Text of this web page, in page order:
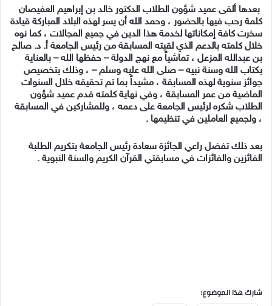
بعدها ألقى عميد شؤون الطلاب الدكتور خالد بن إبراهيم العفيصان
كلمة رحب فيها بالحضور ، وحمد الله أن يسر لهذه البلاد المباركة قيادة
سخرت كافة إمكاناتها لخدمة هذا الدين في جميع المجالات ، كما نوه
خلال كلمته بالدعم الذي لقيته المسابقة من رئيس الجامعة أ. د. صالح
بن عبدالله المزعل ، تماشياً مع نهج الدولة – حفظها الله – بالعناية
بكتاب الله وسنة نبيه – صلى الله عليه وسلم – ، وذلك بتخصيص
جوائز سنوية لهذه المسابقة ، مشيداً بما تم تحقيقه خلال السنوات
الماضية من عمر المسابقة ، وفي نهاية كلمته قدم عميد شؤون
الطلاب شكره لرئيس الجامعة على دعمه ، وللمشاركين في المسابقة
، ولجميع العاملين في تنظيمها .
بعد ذلك تفضل راعي الجائزة سعادة رئيس الجامعة بتكريم الطلبة
الفائزين والفائزات في مسابقتي القرآن الكريم والسنة النبوية .
شارك هذا الموضوع: